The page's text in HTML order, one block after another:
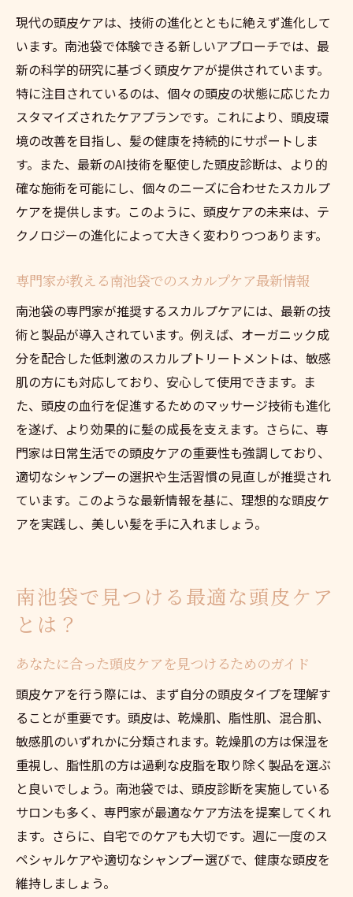
現代の頭皮ケアは、技術の進化とともに絶えず進化して
います。南池袋で体験できる新しいアプローチでは、最
新の科学的研究に基づく頭皮ケアが提供されています。
特に注目されているのは、個々の頭皮の状態に応じたカ
スタマイズされたケアプランです。これにより、頭皮環
境の改善を目指し、髪の健康を持続的にサポートしま
す。また、最新のAI技術を駆使した頭皮診断は、より的
確な施術を可能にし、個々のニーズに合わせたスカルプ
ケアを提供します。このように、頭皮ケアの未来は、テ
クノロジーの進化によって大きく変わりつつあります。
専門家が教える南池袋でのスカルプケア最新情報
南池袋の専門家が推奨するスカルプケアには、最新の技
術と製品が導入されています。例えば、オーガニック成
分を配合した低刺激のスカルプトリートメントは、敏感
肌の方にも対応しており、安心して使用できます。ま
た、頭皮の血行を促進するためのマッサージ技術も進化
を遂げ、より効果的に髪の成長を支えます。さらに、専
門家は日常生活での頭皮ケアの重要性も強調しており、
適切なシャンプーの選択や生活習慣の見直しが推奨され
ています。このような最新情報を基に、理想的な頭皮ケ
アを実践し、美しい髪を手に入れましょう。
南池袋で見つける最適な頭皮ケア
とは？
あなたに合った頭皮ケアを見つけるためのガイド
頭皮ケアを行う際には、まず自分の頭皮タイプを理解す
ることが重要です。頭皮は、乾燥肌、脂性肌、混合肌、
敏感肌のいずれかに分類されます。乾燥肌の方は保湿を
重視し、脂性肌の方は過剰な皮脂を取り除く製品を選ぶ
と良いでしょう。南池袋では、頭皮診断を実施している
サロンも多く、専門家が最適なケア方法を提案してくれ
ます。さらに、自宅でのケアも大切です。週に一度のス
ペシャルケアや適切なシャンプー選びで、健康な頭皮を
維持しましょう。